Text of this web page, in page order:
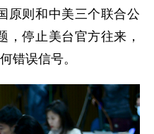
原则和中美三个联合公
，停止美台官方往来，
错误信号。